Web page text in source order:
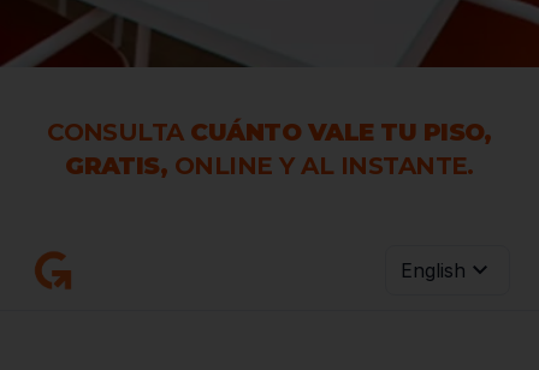
CONSULTA CUÁNTO VALE TU PISO,
GRATIS, ONLINE Y AL INSTANTE.